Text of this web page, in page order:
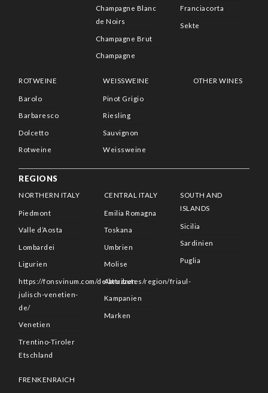
Champagne Blanc
de Noirs
Champagne Brut
Champagne
Franciacorta
Sekte
ROTWEINE
Barolo
Barbaresco
Dolcetto
Rotweine
WEISSWEINE
Pinot Grigio
Riesling
Sauvignon
Weissweine
OTHER WINES
REGIONS
NORTHERN ITALY
Piedmont
Valle d’Aosta
Lombardei
Ligurien
https://fonsvinum.com/de/attributes/region/friaul-
julisch-venetien-
de/
Venetien
Trentino-Tiroler
Etschland
CENTRAL ITALY
Emilia Romagna
Toskana
Umbrien
Molise
Abruzzen
Kampanien
Marken
SOUTH AND
ISLANDS
Sicilia
Sardinien
Puglia
FRENKENRAICH